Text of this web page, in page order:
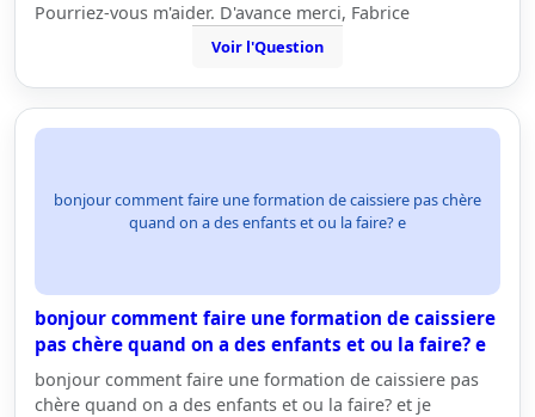
Pourriez-vous m'aider. D'avance merci, Fabrice
Voir l'Question
bonjour comment faire une formation de caissiere pas chère
quand on a des enfants et ou la faire? e
bonjour comment faire une formation de caissiere
pas chère quand on a des enfants et ou la faire? e
bonjour comment faire une formation de caissiere pas
chère quand on a des enfants et ou la faire? et je